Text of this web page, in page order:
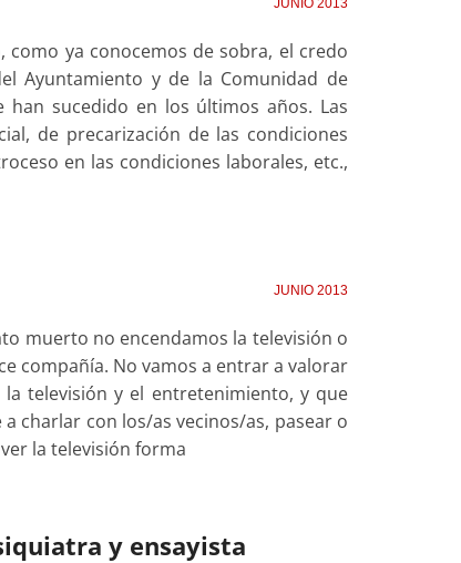
ya conocemos de sobra, el credo
Ayuntamiento y de la Comunidad de
sucedido en los últimos años. Las
de precarización de las condiciones
en las condiciones laborales, etc.,
JUNIO 2013
muerto no encendamos la televisión o
compañía. No vamos a entrar a valorar
televisión y el entretenimiento, y que
charlar con los/as vecinos/as, pasear o
la televisión forma
y ensayista